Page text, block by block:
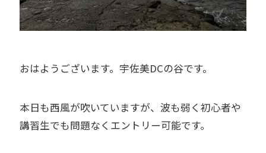
おはようございます。宇佐美DCの谷です。
本日も西風が吹いていますが、波も弱く初心者や
講習生でも問題なくエントリー可能です。